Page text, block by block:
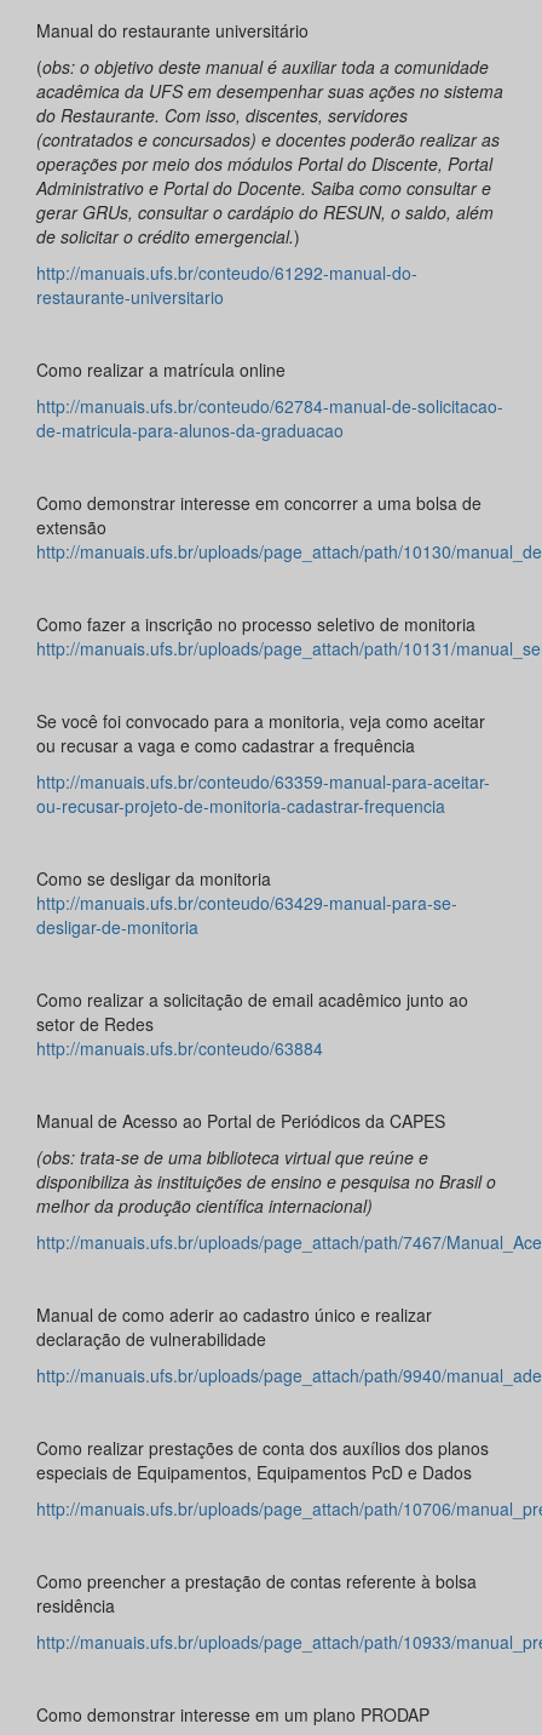
Manual do restaurante universitário
(obs: o objetivo deste manual é auxiliar toda a comunidade
acadêmica da UFS em desempenhar suas ações no sistema
do Restaurante. Com isso, discentes, servidores
(contratados e concursados) e docentes poderão realizar as
operações por meio dos módulos Portal do Discente, Portal
Administrativo e Portal do Docente. Saiba como consultar e
gerar GRUs, consultar o cardápio do RESUN, o saldo, além
de solicitar o crédito emergencial.)
http://manuais.ufs.br/conteudo/61292-manual-do-
restaurante-universitario
Como realizar a matrícula online
http://manuais.ufs.br/conteudo/62784-manual-de-solicitacao-
de-matricula-para-alunos-da-graduacao
Como demonstrar interesse em concorrer a uma bolsa de
extensão
http://manuais.ufs.br/uploads/page_attach/path/10130/
Como fazer a inscrição no processo seletivo de monitoria
http://manuais.ufs.br/uploads/page_attach/path/10131/
Se você foi convocado para a monitoria, veja como aceitar
ou recusar a vaga e como cadastrar a frequência
http://manuais.ufs.br/conteudo/63359-manual-para-aceitar-
ou-recusar-projeto-de-monitoria-cadastrar-frequencia
Como se desligar da monitoria
http://manuais.ufs.br/conteudo/63429-manual-para-se-
desligar-de-monitoria
Como realizar a solicitação de email acadêmico junto ao
setor de Redes
http://manuais.ufs.br/conteudo/63884
Manual de Acesso ao Portal de Periódicos da CAPES
(obs: trata-se de uma biblioteca virtual que reúne e
disponibiliza às instituições de ensino e pesquisa no Brasil o
melhor da produção científica internacional)
http://manuais.ufs.br/uploads/page_attach/path/7467/
Manual de como aderir ao cadastro único e realizar
declaração de vulnerabilidade
http://manuais.ufs.br/uploads/page_attach/path/9940/
Como realizar prestações de conta dos auxílios dos planos
especiais de Equipamentos, Equipamentos PcD e Dados
http://manuais.ufs.br/uploads/page_attach/path/10706/
Como preencher a prestação de contas referente à bolsa
residência
http://manuais.ufs.br/uploads/page_attach/path/10933/
Como demonstrar interesse em um plano PRODAP